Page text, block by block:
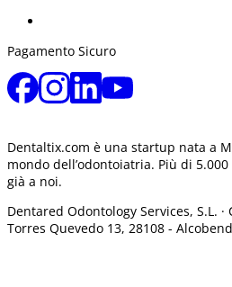
Pagamento Sicuro
Dentaltix.com è una startup nata a
mondo dell’odontoiatria. Più di
già a noi.
Dentared Odontology Services, S.L. ·
Torres Quevedo 13, 28108 -